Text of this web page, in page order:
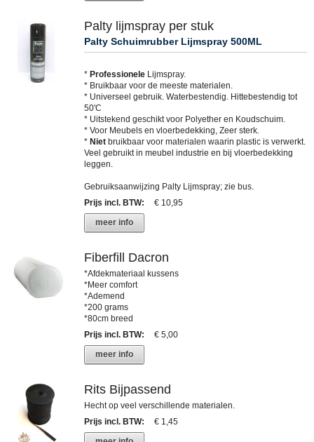
Palty lijmspray per stuk
Palty Schuimrubber Lijmspray 500ML
* Professionele Lijmspray.
* Bruikbaar voor de meeste materialen.
* Universeel gebruik. Waterbestendig. Hittebestendig tot
50'C
* Uitstekend geschikt voor Polyether en Koudschuim.
* Voor Meubels en vloerbedekking, Zeer sterk.
* Niet bruikbaar voor materialen waarin plastic is verwerkt.
Veel gebruikt in meubel industrie en bij vloerbedekking
leggen.
Gebruiksaanwijzing Palty Lijmspray; zie bus.
Prijs incl. BTW:
€ 10,95
meer info
Fiberfill Dacron
*Afdekmateriaal kussens
*Meer comfort
*Ademend
*200 grams
*80cm breed
Prijs incl. BTW:
€ 5,00
meer info
Rits Bijpassend
Hecht op veel verschillende materialen.
Prijs incl. BTW:
€ 1,45